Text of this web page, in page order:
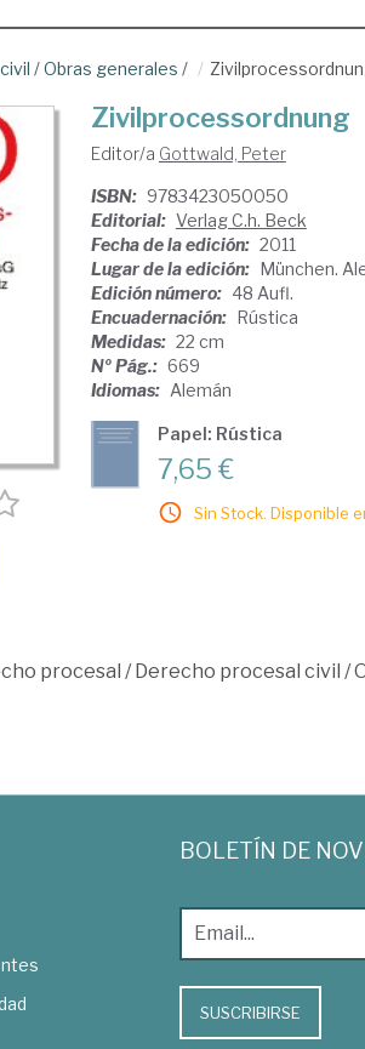
/Obras generales /
Zivilprocessordnung
Editor/a Gottwald, Peter
ISBN: 9783423050050
Editorial: Verlag C.h. Beck
Fecha de la edición: 2011
Lugar de la edición: München.
Edición número: 48 Aufl.
Encuadernación: Rústica
Medidas: 22 cm
Nº Pág.: 669
Idiomas: Alemán
Papel: Rústica
7,65 €
Sin Stock. Disponible
procesal /Derecho procesal civil /
BOLETÍN DE
SUSCRIBIRSE